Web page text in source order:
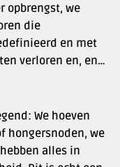
opbrengst, we
die
en met
verloren en, en…
We hoeven
hongersnoden, we
alles in